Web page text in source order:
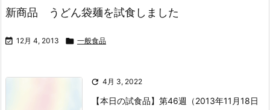
新商品 うどん袋麺を試食しました
 12月 4, 2013  一般食品
 4月 3, 2022
【本日の試食品】第46週（2013年11月18日